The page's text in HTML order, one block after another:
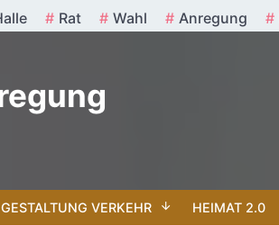
Rat Wahl Anregung
VERKEHR HEIMAT 2.0